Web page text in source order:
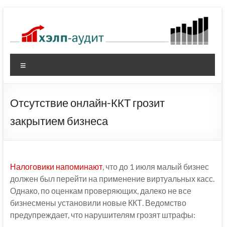
содержимому
Отсутствие онлайн-ККТ грозит
закрытием бизнеса
Налоговики напоминают, что до 1 июля малый бизнес
должен был перейти на применение виртуальных касс.
Однако, по оценкам проверяющих, далеко не все
бизнесмены установили новые ККТ. Ведомство
предупреждает, что нарушителям грозят штрафы: